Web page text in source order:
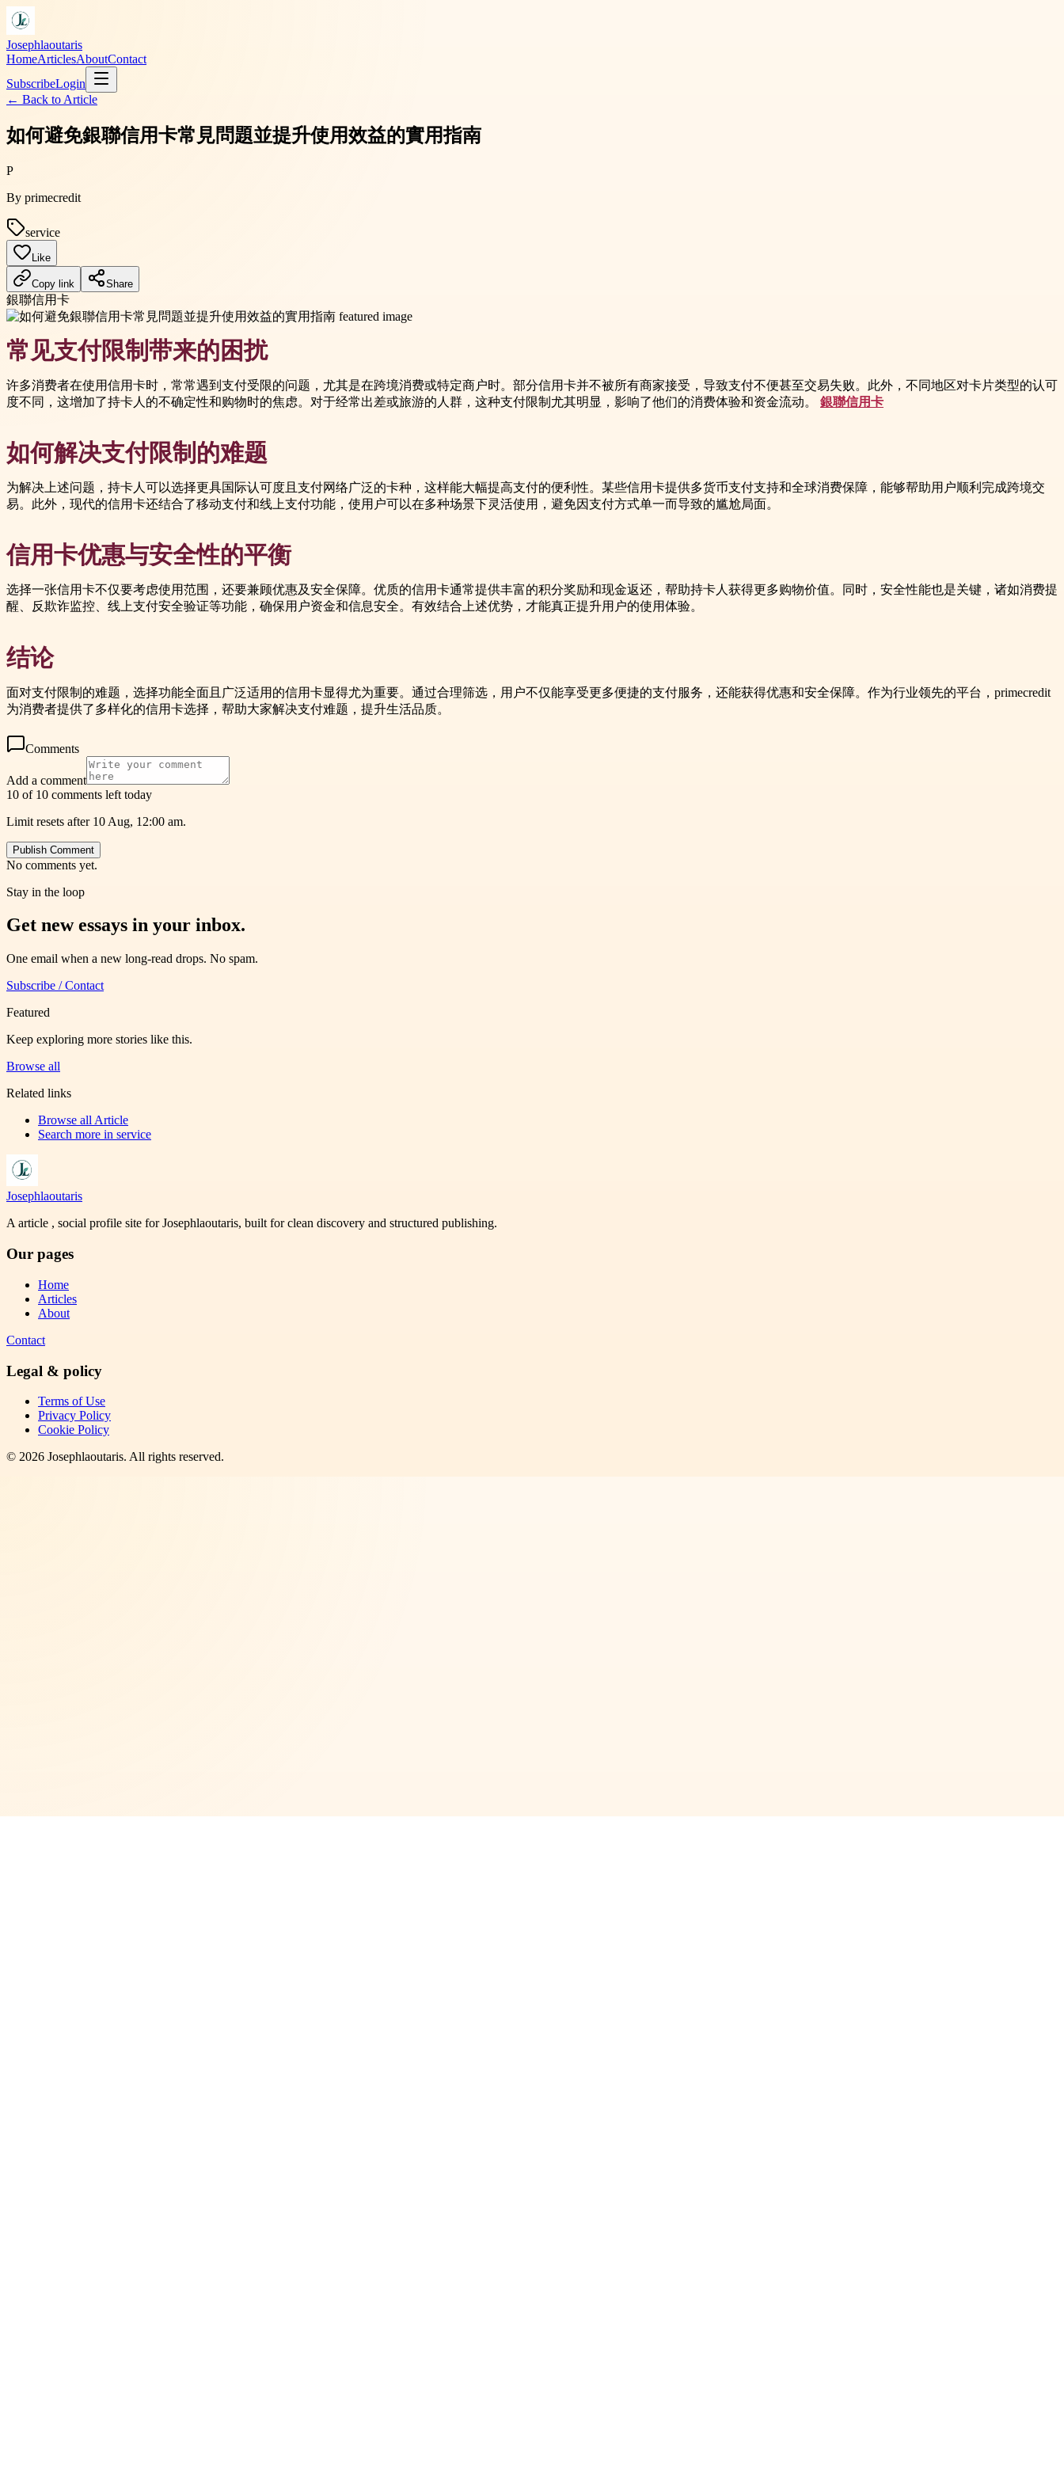
Josephlaoutaris
HomeArticlesAboutContact
SubscribeLogin
← Back to Article
如何避免銀聯信用卡常見問題並提升使用效益的實用指南
P
By primecredit
service
Like
Copy link Share
銀聯信用卡
常见支付限制带来的困扰
许多消费者在使用信用卡时，常常遇到支付受限的问题，尤其是在跨境消费或特定商户时。部分信用卡并不被所有商家接受，导致支付不便甚至交易失败。此外，不同地区对卡片类型的认可
度不同，这增加了持卡人的不确定性和购物时的焦虑。对于经常出差或旅游的人群，这种支付限制尤其明显，影响了他们的消费体验和资金流动。 銀聯信用卡
如何解决支付限制的难题
为解决上述问题，持卡人可以选择更具国际认可度且支付网络广泛的卡种，这样能大幅提高支付的便利性。某些信用卡提供多货币支付支持和全球消费保障，能够帮助用户顺利完成跨境交
易。此外，现代的信用卡还结合了移动支付和线上支付功能，使用户可以在多种场景下灵活使用，避免因支付方式单一而导致的尴尬局面。
信用卡优惠与安全性的平衡
选择一张信用卡不仅要考虑使用范围，还要兼顾优惠及安全保障。优质的信用卡通常提供丰富的积分奖励和现金返还，帮助持卡人获得更多购物价值。同时，安全性能也是关键，诸如消费提
醒、反欺诈监控、线上支付安全验证等功能，确保用户资金和信息安全。有效结合上述优势，才能真正提升用户的使用体验。
结论
面对支付限制的难题，选择功能全面且广泛适用的信用卡显得尤为重要。通过合理筛选，用户不仅能享受更多便捷的支付服务，还能获得优惠和安全保障。作为行业领先的平台，primecredit
为消费者提供了多样化的信用卡选择，帮助大家解决支付难题，提升生活品质。
Comments
Add a comment
10 of 10 comments left today
Limit resets after 10 Aug, 12:00 am.
Publish Comment
No comments yet.
Stay in the loop
Get new essays in your inbox.
One email when a new long-read drops. No spam.
Subscribe / Contact
Featured
Keep exploring more stories like this.
Browse all
Related links
Browse all Article
Search more in service
Josephlaoutaris
A article , social profile site for Josephlaoutaris, built for clean discovery and structured publishing.
Our pages
Home
Articles
About
Contact
Legal & policy
Terms of Use
Privacy Policy
Cookie Policy
© 2026 Josephlaoutaris. All rights reserved.